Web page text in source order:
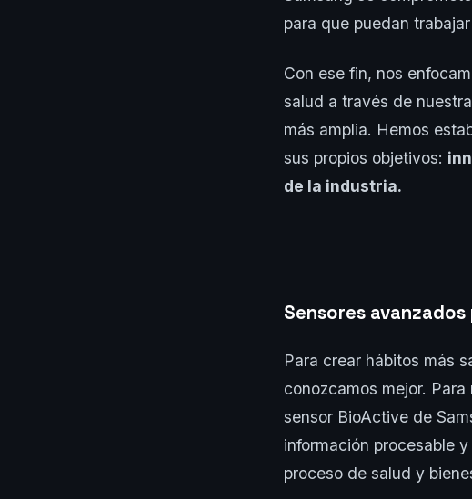
para que puedan
Con ese fin, nos
salud a través de
más amplia. Hemos
sus propios objetivos:
de la industria.
Sensores
Para crear hábitos más
conozcamos mejor.
sensor BioActive de
información procesable
proceso de salud y